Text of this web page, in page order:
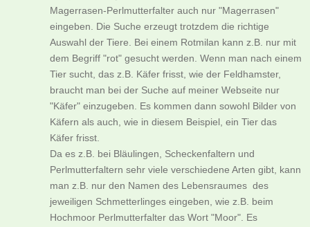
Magerrasen-Perlmutterfalter auch nur "Magerrasen"
eingeben. Die Suche erzeugt trotzdem die richtige
Auswahl der Tiere. Bei einem Rotmilan kann z.B. nur mit
dem Begriff "rot" gesucht werden. Wenn man nach einem
Tier sucht, das z.B. Käfer frisst, wie der Feldhamster,
braucht man bei der Suche auf meiner Webseite nur
"Käfer" einzugeben. Es kommen dann sowohl Bilder von
Käfern als auch, wie in diesem Beispiel, ein Tier das
Käfer frisst.
Da es z.B. bei Bläulingen, Scheckenfaltern und
Perlmutterfaltern sehr viele verschiedene Arten gibt, kann
man z.B. nur den Namen des Lebensraumes des
jeweiligen Schmetterlinges eingeben, wie z.B. beim
Hochmoor Perlmutterfalter das Wort "Moor". Es